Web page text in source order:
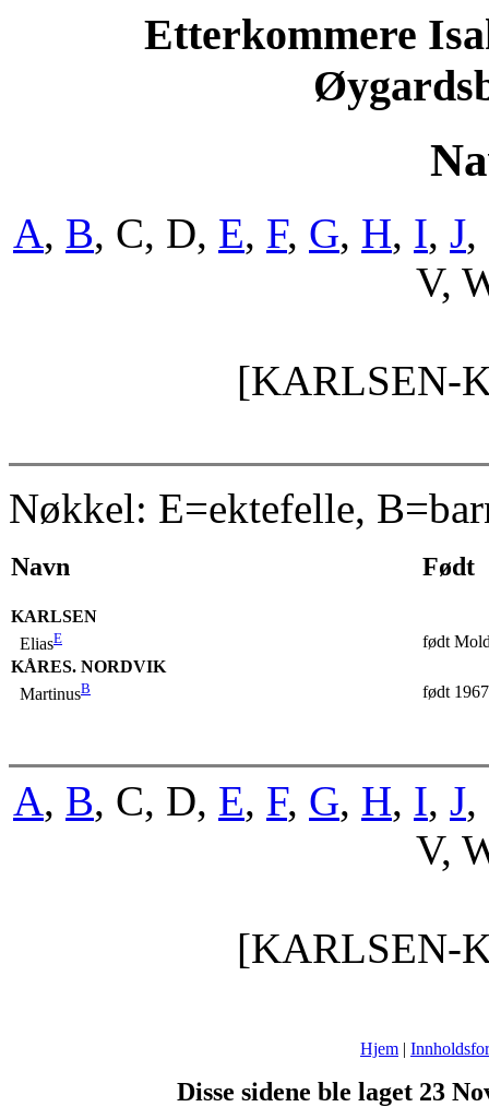
Etterkommere
A, B, C, D, E, F, G, H, I, J,
V,
[KARLSEN-
Nøkkel: E=ektefelle,
Navn Født
KARLSEN
EliasE
født
KÅRES. NORDVIK
MartinusB født
A, B, C, D, E, F, G, H, I, J,
V,
[KARLSEN-
Hjem |
Disse sidene ble laget 23